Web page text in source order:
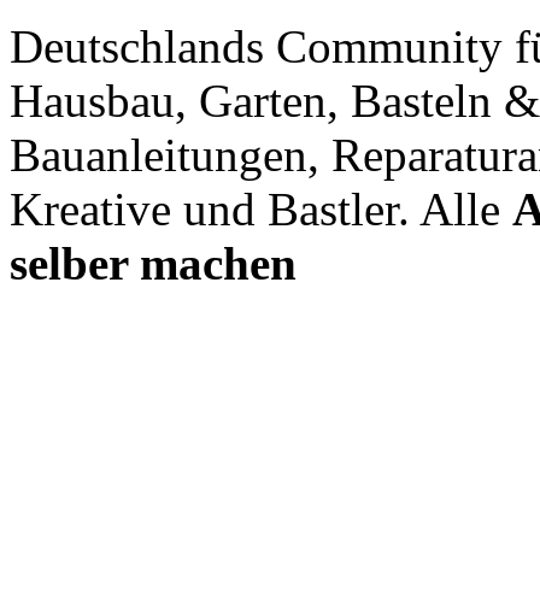
Deutschlands Community
Hausbau, Garten, Basteln
Bauanleitungen,
Kreative und Bastler. Alle
selber machen